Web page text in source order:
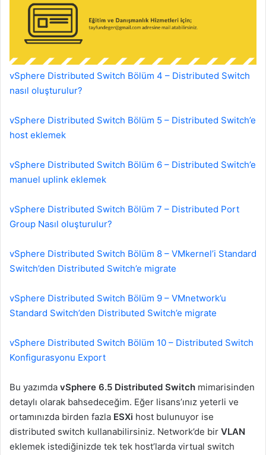
vSphere Distributed Switch Bölüm 4 – Distributed Switch
nasıl oluşturulur?
vSphere Distributed Switch Bölüm 5 – Distributed Switch’e
host eklemek
vSphere Distributed Switch Bölüm 6 – Distributed Switch’e
manuel uplink eklemek
vSphere Distributed Switch Bölüm 7 – Distributed Port
Group Nasıl oluşturulur?
vSphere Distributed Switch Bölüm 8 – VMkernel’i Standard
Switch’den Distributed Switch’e migrate
vSphere Distributed Switch Bölüm 9 – VMnetwork’u
Standard Switch’den Distributed Switch’e migrate
vSphere Distributed Switch Bölüm 10 – Distributed Switch
Konfigurasyonu Export
Bu yazımda vSphere 6.5 Distributed Switch mimarisinden
detaylı olarak bahsedeceğim. Eğer lisans’ınız yeterli ve
ortamınızda birden fazla ESXi host bulunuyor ise
distributed switch kullanabilirsiniz. Network’de bir VLAN
eklemek istediğinizde tek tek host’larda virtual switch